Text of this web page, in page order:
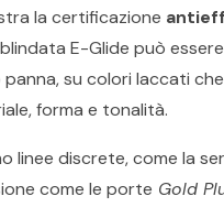
la certificazione
E-Glide può
su colori laccati
forma e tonalità.
linee discrete, come la
come le porte Gold